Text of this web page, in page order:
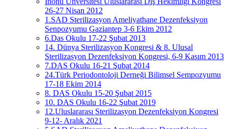
26-27 Nisan 2012
1.SAD Sterilizasyon Ameliyathane Dezenfeksiyon
Senpozyumu Gaziantep 3-6 Ekim 2012
6.Das Okulu 17-22 Şubat 2013
14. Dünya Sterilizasyon Kongresi & 8. Ulusal
Sterilizasyon Dezenfeksiyon Kongresi, 6-9 Kasım 2013
7.DAS Okulu 16-21 Şubat 2014
24.Türk Periodontoloji Derneği Bilimsel Sempozyumu
17-18 Ekim 2014
8. DAS Okulu 15-20 Şubat 2015
10. DAS Okulu 16-22 Şubat 2019
12.Uluslararası Sterilizasyon Dezenfeksiyon Kongresi
9-12- Aralık 2021